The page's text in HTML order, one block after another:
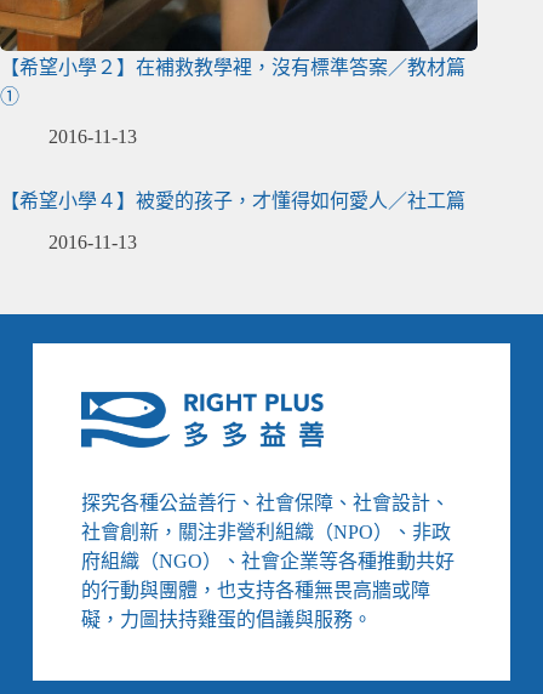
【希望小學２】在補救教學裡，沒有標準答案／教材篇
①
2016-11-13
【希望小學４】被愛的孩子，才懂得如何愛人／社工篇
2016-11-13
探究各種公益善行、社會保障、社會設計、
社會創新，關注非營利組織（NPO）、非政
府組織（NGO）、社會企業等各種推動共好
的行動與團體，也支持各種無畏高牆或障
礙，力圖扶持雞蛋的倡議與服務。